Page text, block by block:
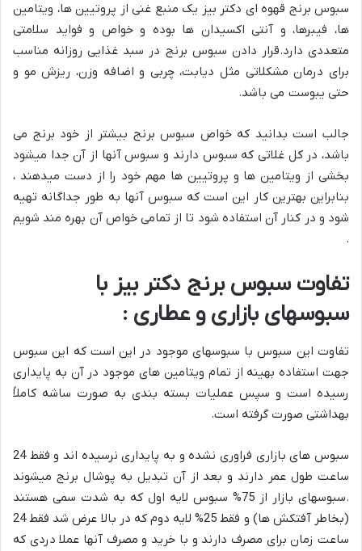
سبوس برنج قهوه ای دکتر بیز یک منبع غنی از پروتیین ها، ویتامین
ها، فیبرها، و آنتی اکسیدان ها بوده و خواص و فواید سلامتی
متعددی دارد.قرار دادن سبوس برنج در سبد غذایی روزانه مناسب
برای درمان مشکلاتی مثل دیابت، چربی و اضافه وزن، ریزش مو و
حتی یبوست می باشد.
جالب است بدانید که خواص سبوس برنج بیشتر از خود برنج می
باشد، در کل غلاتی که سبوس دارند و سبوس آنها از آن جدا میشود
بخشی از ویتامین ها و پروتیین ها مهم خود را از دست میدهند ،
بنابراین بهترین کار این است که سبوس آنها به طور جداگانه تهیه
شود و در کنار آن استفاده شود تا از تمامی خواص آن بهره مند شویم
.
تفاوت سبوس برنج دکتر بیز با
سبوسهای بازاری و عطاری :
تفاوت این سبوس با سبوسهای موجود در این است که این سبوس
جهت استفاده بهینه از تمام ویتامین های موجود در آن به پایداری
رسیده است و سپس عملیات بسته بندی به صورت ساشه کاملاً
بهداشتی صورت گرفته است.
سبوس های بازاری فراوری نشده و به پایداری نرسیده اند و فقط 24
ساعت طول عمر دارند و بعد از آن تبدیل به پوشال برنج میشوند
.سبوسهای بازار از 75% سبوس لایه اول که به شدت سمی هستند
(بخاطر آفتکش ها) و فقط 25% لایه دوم که در بالا عرض شد فقط 24
ساعت زمان برای مصرف دارند و با خرید و مصرف آنها عملا دردی که